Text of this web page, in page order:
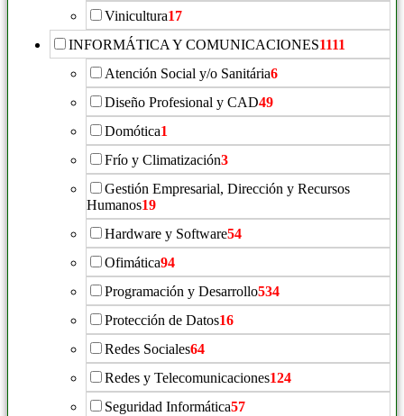
Vinicultura17
INFORMÁTICA Y COMUNICACIONES1111
Atención Social y/o Sanitária6
Diseño Profesional y CAD49
Domótica1
Frío y Climatización3
Gestión Empresarial, Dirección y Recursos
Humanos19
Hardware y Software54
Ofimática94
Programación y Desarrollo534
Protección de Datos16
Redes Sociales64
Redes y Telecomunicaciones124
Seguridad Informática57